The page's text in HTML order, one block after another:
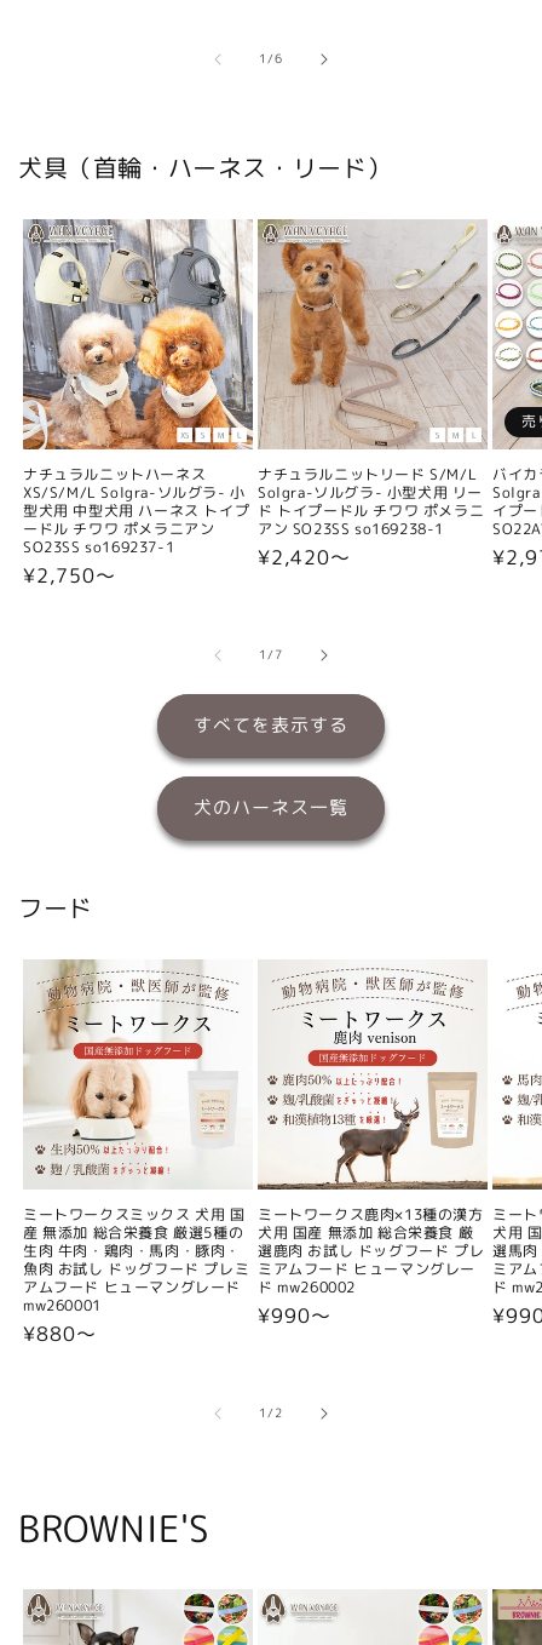
1/の
6
犬具（首輪・ハーネス・リード）
ナチュラルニットハーネス
XS/S/M/L Solgra-ソルグラ- 小
型犬用 中型犬用 ハーネス トイプ
ードル チワワ ポメラニアン
SO23SS so169237-1
通
¥2,750〜
ナチュラルニットリード S/M/L
Solgra-ソルグラ- 小型犬用 リー
ド トイプードル チワワ ポメラニ
アン SO23SS so169238-1
通
¥2,420〜
売
バイ
イプ
通
1/の
7
すべてを表示する
犬のハーネス一覧
フード
ミートワークスミックス 犬用 国
産 無添加 総合栄養食 厳選5種の
生肉 牛肉・鶏肉・馬肉・豚肉・
魚肉 お試し ドッグフード プレミ
アムフード ヒューマングレード
mw260001
通
¥880〜
ミートワークス鹿肉×13種の漢方
犬用 国産 無添加 総合栄養食 厳
選鹿肉 お試し ドッグフード プレ
ミアムフード ヒューマングレー
ド mw260002
通
¥990〜
ミー
犬用
選馬
ミア
ド
通
1/の
2
BROWNIE'S